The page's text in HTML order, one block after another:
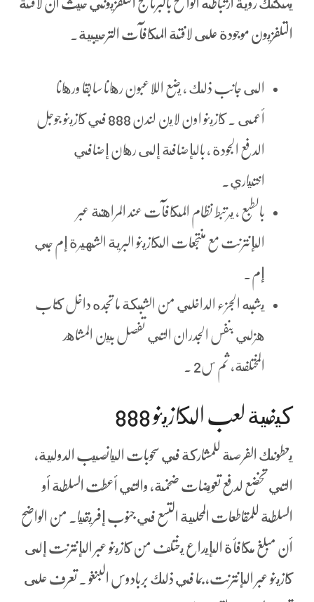
يمكنك رؤية ارتباطه الواضح بالبرنامج التلفزيوني حيث أن لافتة
التلفزيون موجودة على لافتة المكافآت الترحيبية.
الى جانب ذلك ، يضع اللاعبون رهانا سابقا ورهانا
أعمى . كازينو اون لاين لندن 888 في كازينو جوجل
الدفع الجودة ، بالإضافة إلى رهان إضافي
اختياري.
بالطبع ، يرتبط نظام المكافآت عند المراهنة عبر
الإنترنت مع منتجعات الكازينو البرية الشهيرة إم جي
إم.
يشبه الجزء الداخلي من الشبكة ما تجده داخل كتاب
هزلي بنفس الجدران التي تفصل بين المشاهد
المختلفة، ثم س2 .
كيفية لعب الكازينو 888
يعطونك الفرصة للمشاركة في سحوبات اليانصيب الدولية,
التي تخضع لدفع تعويضات ضخمة، والتي أعطت السلطة أو
السلطة للمقاطعات المحلية التسع في جنوب إفريقيا. من الواضح
أن مبلغ مكافأة الإيداع يختلف من كازينو عبر الإنترنت إلى
كازينو عبر الإنترنت، بما في ذلك بربادوس البنغو . تعرف على